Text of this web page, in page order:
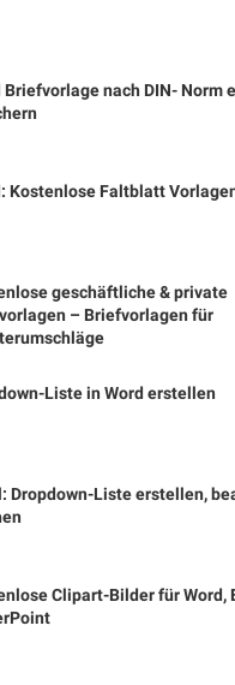
Briefvorlage nach DIN- Norm
Kostenlose Faltblatt
geschäftliche & private
– Briefvorlagen für
Liste in Word erstellen
Dropdown-Liste erstellen,
Clipart-Bilder für Word,